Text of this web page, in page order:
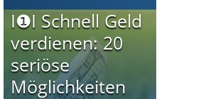
I❶I Schnell Geld
verdienen: 20
seriöse
Möglichkeiten